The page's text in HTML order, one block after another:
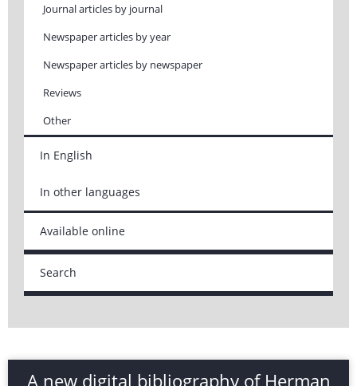
Journal articles by journal
Newspaper articles by year
Newspaper articles by newspaper
Reviews
Other
In English
In other languages
Available online
Search
A new digital bibliography of Herman